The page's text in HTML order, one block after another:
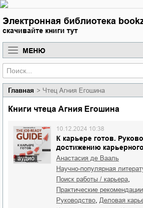
Электронная библиотека
скачивайте книги тут
МЕНЮ
Главная Чтец Агния Егошина
Книги чтеца Агния Егошина
аудио
К карьере готов.
достижению
10.12.2024 10:38
Анастасия де Вааль
научно-популярная
поиск работы / карьера
практические рекомендации
руководство деловая